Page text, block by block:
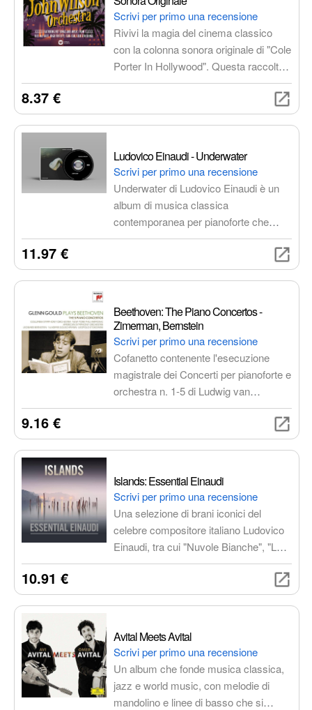
Scrivi per primo una recensione
Rivivi la magia del cinema classico
con la colonna sonora originale di "Cole
Porter In Hollywood". Questa raccolta
celebra il genio musicale di Cole
Porter, attraverso le sue indimenticabili
creazioni per il grande schermo.
8.37 €
Ludovico Einaudi - Underwater
Scrivi per primo una recensione
Underwater di Ludovico Einaudi è un
album di musica classica
contemporanea per pianoforte che
evoca rilassamento, ispirazione e una
Disponibile in CD, vinile e digitale.
11.97 €
Beethoven: The Piano Concertos -
Zimerman, Bernstein
Scrivi per primo una recensione
Cofanetto contenente l'esecuzione
magistrale dei Concerti per pianoforte e
orchestra n. 1-5 di Ludwig van
Beethoven, con Krystian Zimerman al
direzione della Wiener Philharmoniker.
un'esperienza d'ascolto
indimenticabile.
9.16 €
Islands: Essential Einaudi
Scrivi per primo una recensione
Una selezione di brani iconici del
celebre compositore italiano Ludovico
Einaudi, tra cui "Nuvole Bianche", "Le
Onde" e "I Giorni", che ti
emozioni e suggestioni.
10.91 €
Avital Meets Avital
Scrivi per primo una recensione
Un album che fonde musica classica,
jazz e world music, con melodie di
mandolino e linee di basso che si